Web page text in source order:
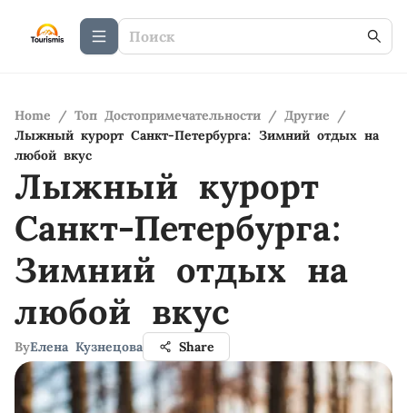
Home / Топ Достопримечательности / Другие
/
Лыжный курорт Санкт-Петербурга: Зимний отдых на
любой вкус
Лыжный курорт
Санкт-Петербурга:
Зимний отдых на
любой вкус
ByЕлена Кузнецова Share